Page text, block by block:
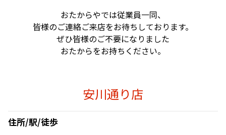
おたからやでは従業員一同、
皆様のご連絡ご来店をお待ちしております。
ぜひ皆様のご不要になりました
おたからをお持ちください。
安川通り店
住所/駅/徒歩